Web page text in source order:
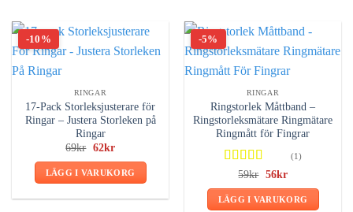
-10%
RINGAR
17-Pack Storleksjusterare för
Ringar – Justera Storleken på
Ringar
69kr Det
priset
var:
62krDet
priset
är:
LÄGG I VARUKORG
-5%
RINGAR
Ringstorlek Måttband –
Ringstorleksmätare Ringmätare
Ringmått för Fingrar
Betygsatt
4.00av 5
(1)
59kr Det
priset
var:
56krDet
priset
är:
LÄGG I VARUKORG